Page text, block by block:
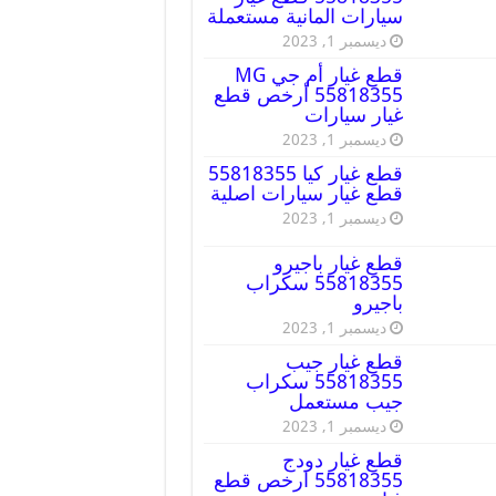
سيارات المانية مستعملة
ديسمبر 1, 2023
قطع غيار أم جي MG
55818355 أرخص قطع
غيار سيارات
ديسمبر 1, 2023
قطع غيار كيا 55818355
قطع غيار سيارات اصلية
ديسمبر 1, 2023
قطع غيار باجيرو
55818355 سكراب
باجيرو
ديسمبر 1, 2023
قطع غيار جيب
55818355 سكراب
جيب مستعمل
ديسمبر 1, 2023
قطع غيار دودج
55818355 ارخص قطع